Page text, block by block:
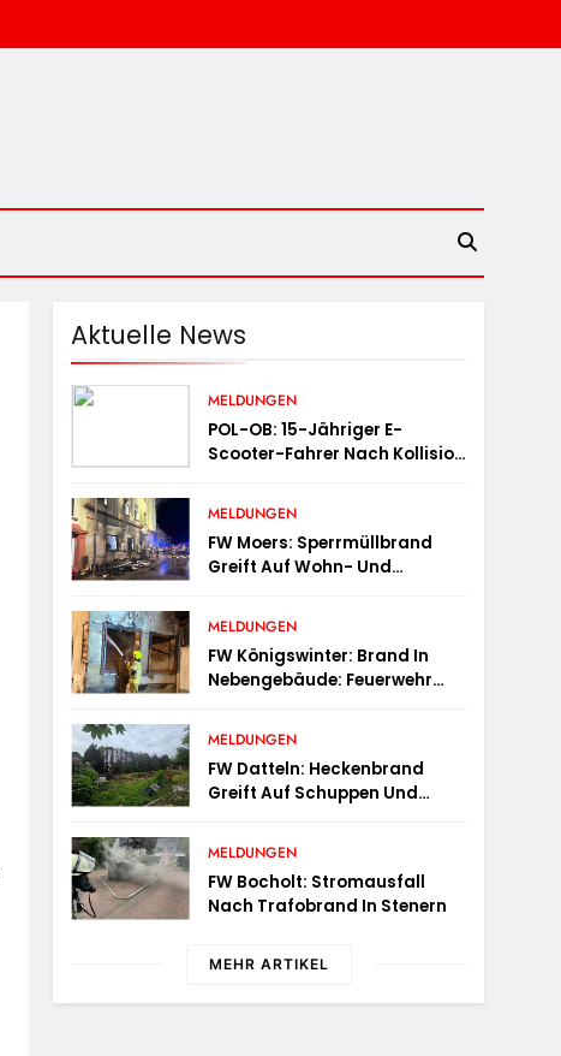
Aktuelle News
MELDUNGEN
POL-OB: 15-Jähriger E-
Scooter-Fahrer Nach Kollision
MELDUNGEN
FW Moers: Sperrmüllbrand
Greift Auf Wohn- Und
MELDUNGEN
FW Königswinter: Brand In
Nebengebäude: Feuerwehr
Wohnhäuser
MELDUNGEN
FW Datteln: Heckenbrand
Greift Auf Schuppen Und
MELDUNGEN
FW Bocholt: Stromausfall
Nach Trafobrand In Stenern
MEHR ARTIKEL